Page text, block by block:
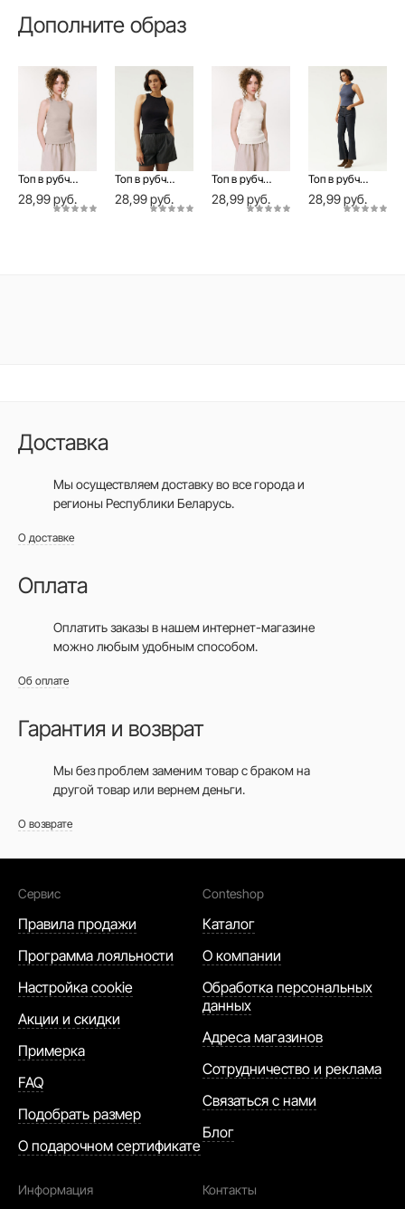
Дополните образ
Топ в рубчик без рукавов из хлопка BASIC COLLECTION
28,99 руб.
Топ в рубчик без рукавов из хлопка BASIC COLLECTION
28,99 руб.
Топ в рубчик без рукавов из хлопка BASIC COLLECTION
28,99 руб.
Топ в рубчик без рукавов из хлопка BASIC COLLECTION
28,99 руб.
Доставка
Мы осуществляем доставку во все городаи
регионы Республики Беларусь.
О доставке
Оплата
Оплатить заказы в нашем интернет-магазине
можно любым удобным способом.
Об оплате
Гарантия и возврат
Мы без проблем заменим товар с браком на
другой товар или вернем деньги.
О возврате
Сервис
Правила продажи
Программа лояльности
Настройка cookie
Акции и скидки
Примерка
FAQ
Подобрать размер
О подарочном сертификате
Conteshop
Каталог
О компании
Обработка персональных
данных
Адреса магазинов
Сотрудничество и реклама
Связаться с нами
Блог
Информация Контакты